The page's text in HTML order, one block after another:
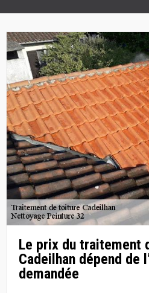
Le prix du traitement
Cadeilhan dépend de
demandée